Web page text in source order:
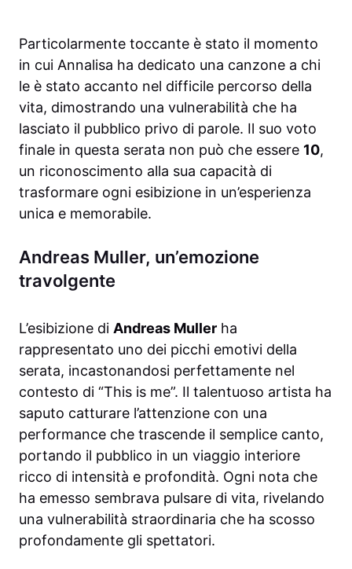
Particolarmente toccante è stato il momento
in cui Annalisa ha dedicato una canzone a chi
le è stato accanto nel difficile percorso della
vita, dimostrando una vulnerabilità che ha
lasciato il pubblico privo di parole. Il suo voto
finale in questa serata non può che essere 10,
un riconoscimento alla sua capacità di
trasformare ogni esibizione in un’esperienza
unica e memorabile.
Andreas Muller, un’emozione
travolgente
L’esibizione di Andreas Muller ha
rappresentato uno dei picchi emotivi della
serata, incastonandosi perfettamente nel
contesto di “This is me”. Il talentuoso artista ha
saputo catturare l’attenzione con una
performance che trascende il semplice canto,
portando il pubblico in un viaggio interiore
ricco di intensità e profondità. Ogni nota che
ha emesso sembrava pulsare di vita, rivelando
una vulnerabilità straordinaria che ha scosso
profondamente gli spettatori.